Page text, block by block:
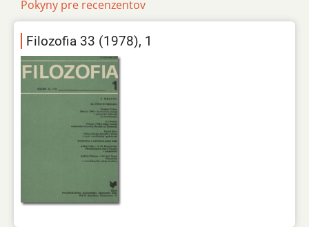
Pokyny pre recenzentov
Filozofia 33 (1978), 1